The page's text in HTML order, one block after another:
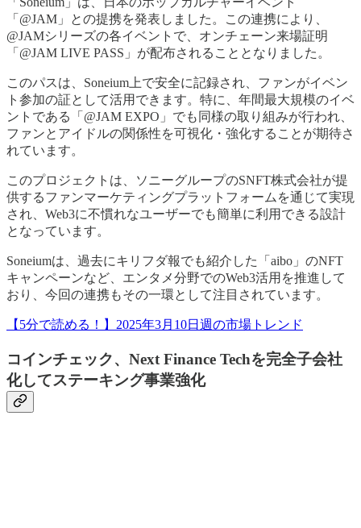
「@JAM」との提携を発表しました。この連携により、
@JAMシリーズの各イベントで、オンチェーン来場証明
「@JAM LIVE PASS」が配布されることとなりました。
このパスは、Soneium上で安全に記録され、ファンがイベン
ト参加の証として活用できます。特に、年間最大規模のイベ
ントである「@JAM EXPO」でも同様の取り組みが行われ、
ファンとアイドルの関係性を可視化・強化することが期待さ
れています。
このプロジェクトは、ソニーグループのSNFT株式会社が提
供するファンマーケティングプラットフォームを通じて実現
され、Web3に不慣れなユーザーでも簡単に利用できる設計
となっています。
Soneiumは、過去にキリフダ報でも紹介した「aibo」のNFT
キャンペーンなど、エンタメ分野でのWeb3活用を推進して
おり、今回の連携もその一環として注目されています。
【5分で読める！】2025年3月10日週の市場トレンド
コインチェック、Next Finance Techを完全子会社
化してステーキング事業強化